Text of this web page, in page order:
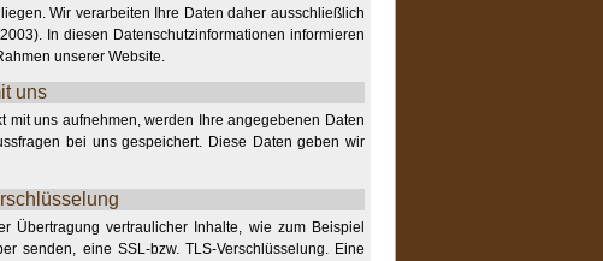
Wir verarbeiten Ihre Daten daher ausschließlich
In diesen Datenschutzinformationen informieren
unserer Website.
uns
mit uns aufnehmen, werden Ihre angegebenen Daten
bei uns gespeichert. Diese Daten geben wir
Übertragung vertraulicher Inhalte, wie zum Beispiel
senden, eine SSL-bzw. TLS-Verschlüsselung. Eine